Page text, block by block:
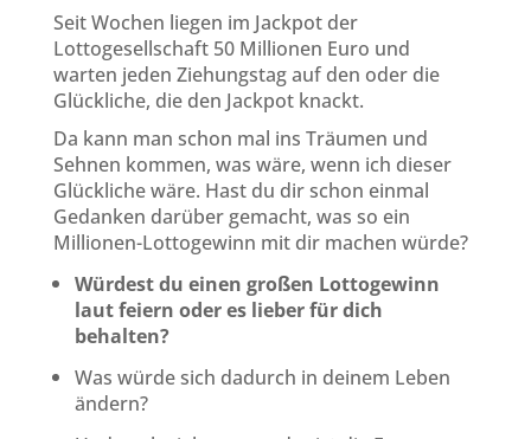
Seit Wochen liegen im Jackpot der
Lottogesellschaft 50 Millionen Euro und
warten jeden Ziehungstag auf den oder die
Glückliche, die den Jackpot knackt.
Da kann man schon mal ins Träumen und
Sehnen kommen, was wäre, wenn ich dieser
Glückliche wäre. Hast du dir schon einmal
Gedanken darüber gemacht, was so ein
Millionen-Lottogewinn mit dir machen würde?
Würdest du einen großen Lottogewinn
laut feiern oder es lieber für dich
behalten?
Was würde sich dadurch in deinem Leben
ändern?